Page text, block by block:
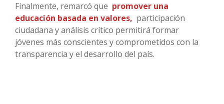
Finalmente, remarcó que promover una
educación basada en valores, participación
ciudadana y análisis crítico permitirá formar
jóvenes más conscientes y comprometidos con la
transparencia y el desarrollo del país.